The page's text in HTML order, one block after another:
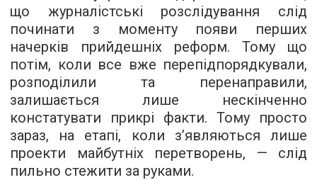
що журналістські розслідування слід
починати з моменту появи перших
начерків прийдешніх реформ. Тому що
потім, коли все вже перепідпорядкували,
розподілили та перенаправили,
залишається лише нескінченно
констатувати прикрі факти. Тому просто
зараз, на етапі, коли з’являються лише
проекти майбутніх перетворень, — слід
пильно стежити за руками.